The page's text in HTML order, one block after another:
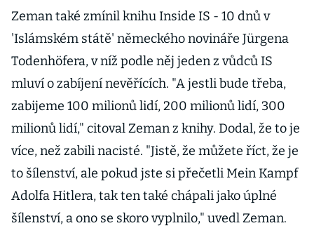
Zeman také zmínil knihu Inside IS - 10 dnů v
'Islámském státě' německého novináře Jürgena
Todenhöfera, v níž podle něj jeden z vůdců IS
mluví o zabíjení nevěřících. "A jestli bude třeba,
zabijeme 100 milionů lidí, 200 milionů lidí, 300
milionů lidí," citoval Zeman z knihy. Dodal, že to je
více, než zabili nacisté. "Jistě, že můžete říct, že je
to šílenství, ale pokud jste si přečetli Mein Kampf
Adolfa Hitlera, tak ten také chápali jako úplné
šílenství, a ono se skoro vyplnilo," uvedl Zeman.